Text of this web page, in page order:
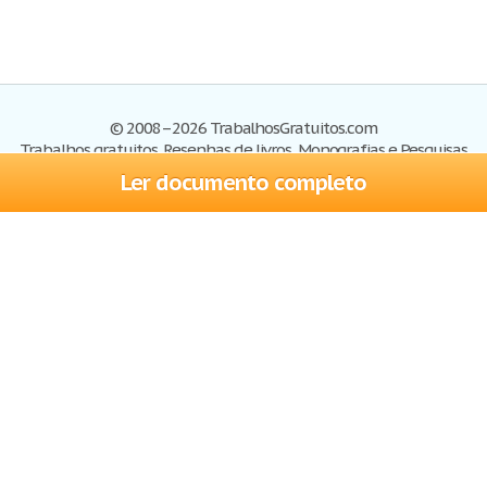
Ler documento completo
© 2008–2026 TrabalhosGratuitos.com
Trabalhos gratuitos, Resenhas de livros, Monografias e Pesquisas